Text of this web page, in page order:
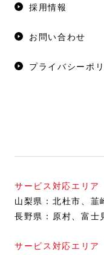
採用情報
お問い合わせ
プライバシーポ
サービス対応エリ
山梨県： 北杜市
韮
長野県： 原村 富士
サービス対応エリ